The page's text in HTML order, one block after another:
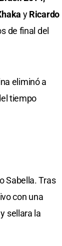
yRicardo
de final del
eliminó a
tiempo
Sabella. Tras
con una
sellara la